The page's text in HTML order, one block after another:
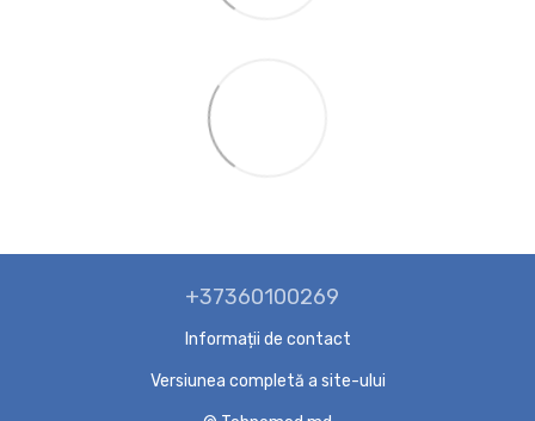
+37360100269
Informații de contact
Versiunea completă a site-ului